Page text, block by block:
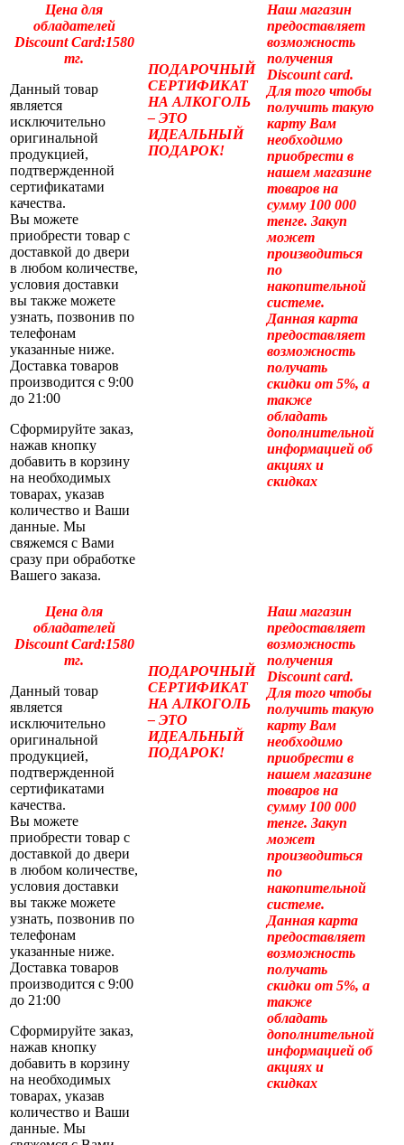
Цена для
обладателей
Discount Card:1580
тг.
Данный товар
является
исключительно
оригинальной
продукцией,
подтвержденной
сертификатами
качества.
Вы можете
приобрести товар с
доставкой до двери
в любом количестве,
условия доставки
вы также можете
узнать, позвонив по
телефонам
указанные ниже.
Доставка товаров
производится с 9:00
до 21:00
Сформируйте заказ,
нажав кнопку
добавить в корзину
на необходимых
товарах, указав
количество и Ваши
данные. Мы
свяжемся с Вами
сразу при обработке
Вашего заказа.
ПОДАРОЧНЫЙ
СЕРТИФИКАТ
НА АЛКОГОЛЬ
– ЭТО
ИДЕАЛЬНЫЙ
ПОДАРОК!
Наш магазин
предоставляет
возможность
получения
Discount card.
Для того чтобы
получить такую
карту Вам
необходимо
приобрести в
нашем магазине
товаров на
сумму 100 000
тенге. Закуп
может
производиться
по
накопительной
системе.
Данная карта
предоставляет
возможность
получать
скидки от 5%, а
также
обладать
дополнительной
информацией об
акциях и
скидках
Цена для
обладателей
Discount Card:1580
тг.
Данный товар
является
исключительно
оригинальной
продукцией,
подтвержденной
сертификатами
качества.
Вы можете
приобрести товар с
доставкой до двери
в любом количестве,
условия доставки
вы также можете
узнать, позвонив по
телефонам
указанные ниже.
Доставка товаров
производится с 9:00
до 21:00
Сформируйте заказ,
нажав кнопку
добавить в корзину
на необходимых
товарах, указав
количество и Ваши
данные. Мы
ПОДАРОЧНЫЙ
СЕРТИФИКАТ
НА АЛКОГОЛЬ
– ЭТО
ИДЕАЛЬНЫЙ
ПОДАРОК!
Наш магазин
предоставляет
возможность
получения
Discount card.
Для того чтобы
получить такую
карту Вам
необходимо
приобрести в
нашем магазине
товаров на
сумму 100 000
тенге. Закуп
может
производиться
по
накопительной
системе.
Данная карта
предоставляет
возможность
получать
скидки от 5%, а
также
обладать
дополнительной
информацией об
акциях и
скидках